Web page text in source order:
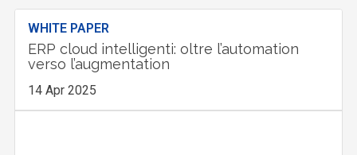
WHITE PAPER
ERP cloud intelligenti: oltre l’automation
verso l’augmentation
14 Apr 2025